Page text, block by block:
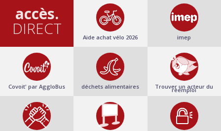
accès.
DIRECT Aide achat vélo 2026 imep
Covoit' par AggloBus déchets alimentaires Trouver un acteur du
réemploi